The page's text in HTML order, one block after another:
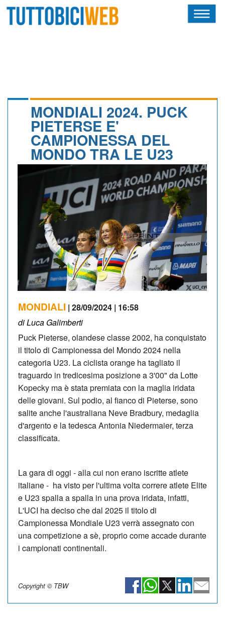
CALENDARIO
ALBI D'ORO
NEWSLETTER
MONDIALI 2024. PUCK
PIETERSE E'
CAMPIONESSA DEL
MONDO TRA LE U23
MONDIALI | 28/09/2024 | 16:58
di Luca Galimberti
Puck Pieterse, olandese classe 2002, ha conquistato
il titolo di Campionessa del Mondo 2024 nella
categoria U23. La ciclista orange ha tagliato il
traguardo in tredicesima posizione a 3'00" da Lotte
Kopecky ma è stata premiata con la maglia iridata
delle giovani. Sul podio, al fianco di Pieterse, sono
salite anche l'australiana Neve Bradbury, medaglia
d'argento e la tedesca Antonia Niedermaier, terza
classificata.
La gara di oggi - alla cui non erano iscritte atlete
italiane - ha visto per l'ultima volta correre atlete Elite
e U23 spalla a spalla in una prova iridata, infatti,
L'UCI ha deciso che dal 2025 il titolo di
Campionessa Mondiale U23 verrà assegnato con
una competizione a sè, proprio come accade durante
i campionati continentali.
Copyright © TBW